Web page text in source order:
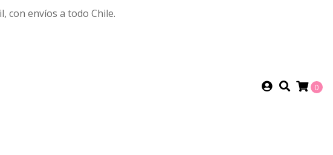
con envíos a todo Chile.
0